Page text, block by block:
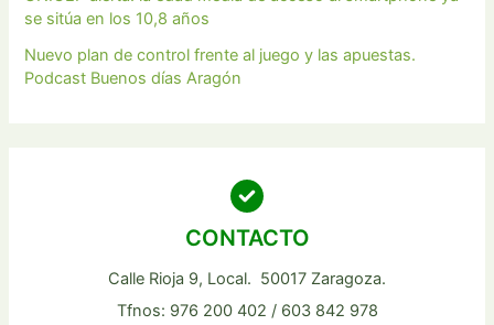
se sitúa en los 10,8 años
Nuevo plan de control frente al juego y las apuestas.
Podcast Buenos días Aragón
CONTACTO
Calle Rioja 9, Local. 50017 Zaragoza.
Tfnos: 976 200 402 / 603 842 978